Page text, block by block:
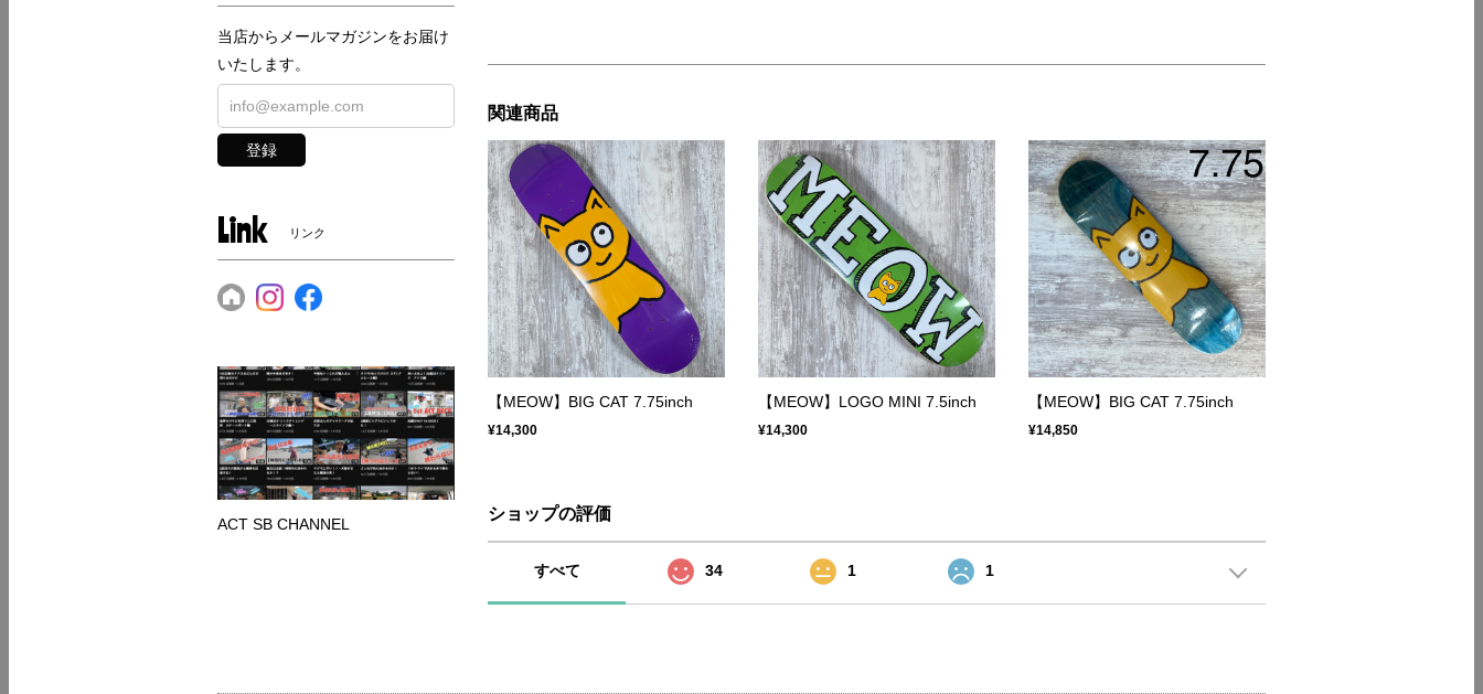
関連商品
【MEOW】BIG CAT 7.75inch
¥14,300
【MEOW】LOGO MINI 7.5inch
¥14,300
【MEOW】BIG CAT 7.75inch
¥14,850
ショップの評価
すべて 34 1 1
当店からメールマガジンをお届け
いたします。
登録
Link リンク
ACT SB CHANNEL